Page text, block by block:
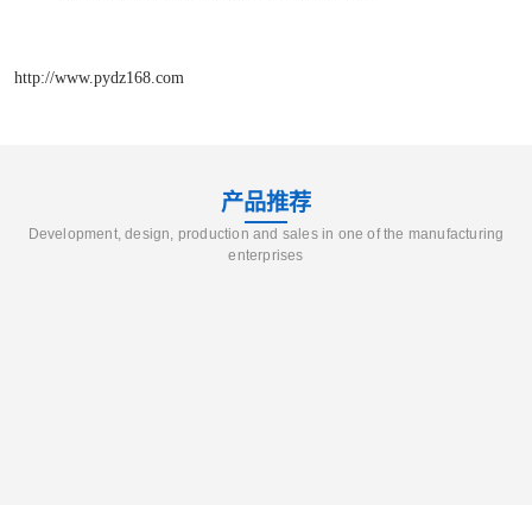
http://www.pydz168.com
产品推荐
Development, design, production and sales in one of the manufacturing
enterprises